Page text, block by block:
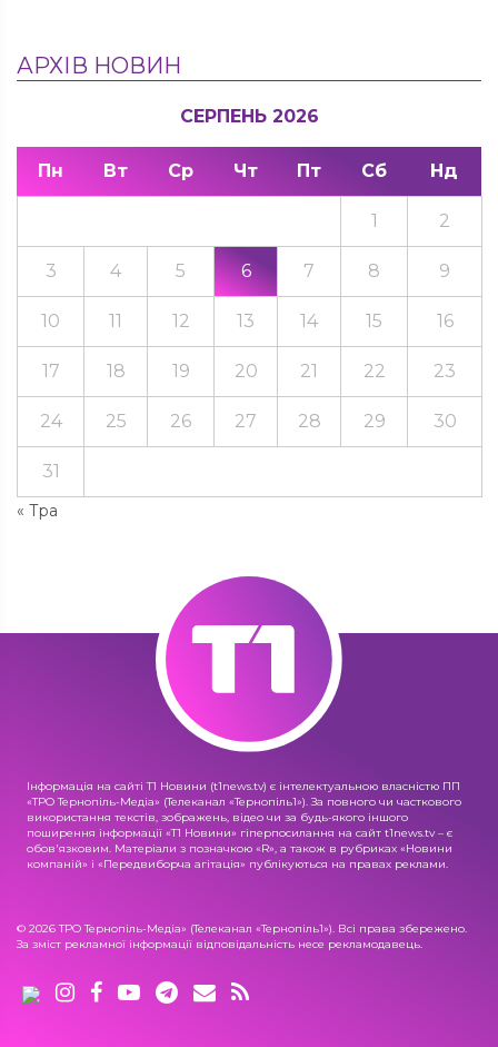
АРХІВ НОВИН
СЕРПЕНЬ 2026
Пн Вт Ср Чт Пт Сб Нд
« Тра
1 2
3 4 5 6 7 8 9
10 11 12 13 14 15 16
17 18 19 20 21 22 23
24 25 26 27 28 29 30
31
Інформація на сайті Т1 Новини (t1news.tv) є інтелектуальною власністю ПП
«ТРО Тернопіль-Медіа» (Телеканал «Тернопіль1»). За повного чи часткового
використання текстів, зображень, відео чи за будь-якого іншого
поширення інформації «Т1 Новини» гіперпосилання на сайт t1news.tv – є
обов'язковим. Матеріали з позначкою «R», а також в рубриках «Новини
компаній» і «Передвиборча агітація» публікуються на правах реклами.
© 2026 ТРО Тернопіль-Медіа» (Телеканал «Тернопіль1»). Всі права збережено.
За зміст рекламної інформації відповідальність несе рекламодавець.